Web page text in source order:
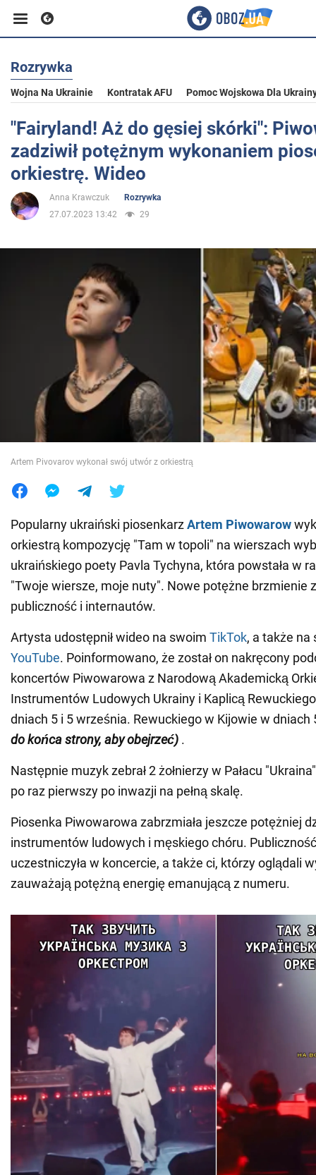
Biznes
Sport
Rozrywka
Życie
Społeczeństwo
Wojna na Ukrainie
Świat
Jedzenie
Rozrywka
Wojna Na Ukrainie Kontratak AFU Pomoc Wojskowa Dla
"Fairyland! Aż do gęsiej skórki":
zadziwił potężnym wykonaniem
orkiestrę. Wideo
Anna Krawczuk
Rozrywka
27.07.2023 13:42
29
Artem Pivovarov wykonał swój utwór z orkiestrą
Popularny ukraiński piosenkarzArtem Piwowarow
orkiestrą kompozycję "Tam w topoli" na wierszach
ukraińskiego poety Pavla Tychyna, która powstała w
"Twoje wiersze, moje nuty". Nowe potężne brzmienie
publiczność i internautów.
Artysta udostępnił wideo na swoim TikTok, a także
YouTube. Poinformowano, że został on nakręcony
koncertów Piwowarowa z Narodową Akademicką
Instrumentów Ludowych Ukrainy i Kaplicą
dniach 5 i 5 września. Rewuckiego w Kijowie w dniach
do końca strony, aby obejrzeć) .
Następnie muzyk zebrał 2 żołnierzy w Pałacu
po raz pierwszy po inwazji na pełną skalę.
Piosenka Piwowarowa zabrzmiała jeszcze potężniej
instrumentów ludowych i męskiego chóru.
uczestniczyła w koncercie, a także ci, którzy oglądali
zauważają potężną energię emanującą z numeru.